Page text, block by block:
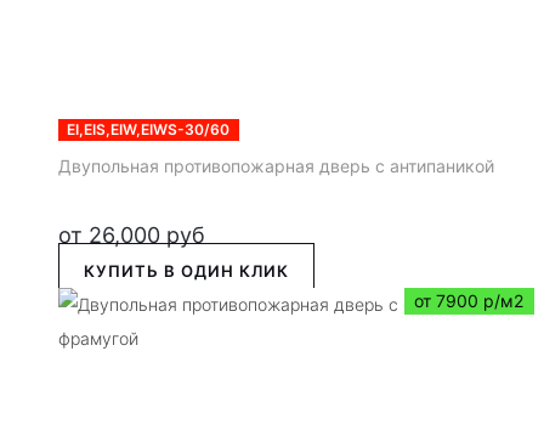
EI,EIS,EIW,EIWS-30/60
Двупольная противопожарная дверь с антипаникой
от 26,000 руб
КУПИТЬ В ОДИН КЛИК
от 7900 р/м2